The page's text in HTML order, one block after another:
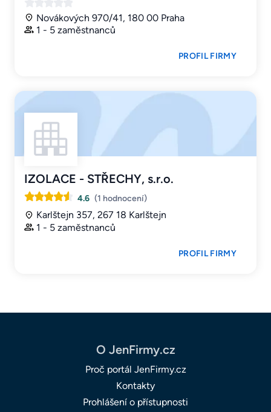
Novákových 970/41, 180 00 Praha
1 - 5 zaměstnanců
PROFIL FIRMY
IZOLACE - STŘECHY, s.r.o.
4.6 (1 hodnocení)
Karlštejn 357, 267 18 Karlštejn
1 - 5 zaměstnanců
PROFIL FIRMY
O JenFirmy.cz
Proč portál JenFirmy.cz
Kontakty
Prohlášení o přístupnosti